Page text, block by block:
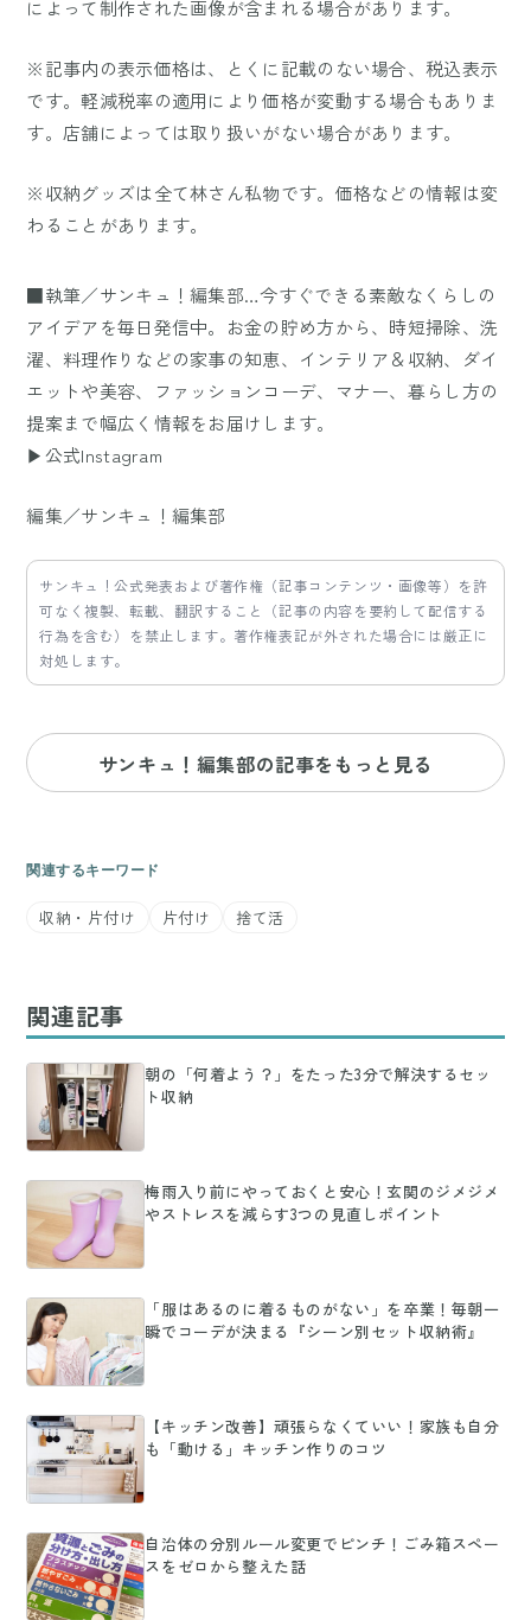
によって制作された画像が含まれる場合があります。
※記事内の表示価格は、とくに記載のない場合、税込表示
です。軽減税率の適用により価格が変動する場合もありま
す。店舗によっては取り扱いがない場合があります。
※収納グッズは全て林さん私物です。価格などの情報は変
わることがあります。
■執筆／サンキュ！編集部…今すぐできる素敵なくらしの
アイデアを毎日発信中。お金の貯め方から、時短掃除、洗
濯、料理作りなどの家事の知恵、インテリア＆収納、ダイ
エットや美容、ファッションコーデ、マナー、暮らし方の
提案まで幅広く情報をお届けします。
▶公式Instagram
編集／サンキュ！編集部
サンキュ！公式発表および著作権（記事コンテンツ・画像等）を許
可なく複製、転載、翻訳すること（記事の内容を要約して配信する
行為を含む）を禁止します。著作権表記が外された場合には厳正に
対処します。
サンキュ！編集部の記事をもっと見る
関連するキーワード
収納・片付け 片付け 捨て活
関連記事
朝の「何着よう？」をたった3分で解決するセッ
ト収納
梅雨入り前にやっておくと安心！玄関のジメジメ
やストレスを減らす3つの見直しポイント
「服はあるのに着るものがない」を卒業！毎朝一
瞬でコーデが決まる『シーン別セット収納術』
【キッチン改善】頑張らなくていい！家族も自分
も「動ける」キッチン作りのコツ
自治体の分別ルール変更でピンチ！ごみ箱スペー
スをゼロから整えた話